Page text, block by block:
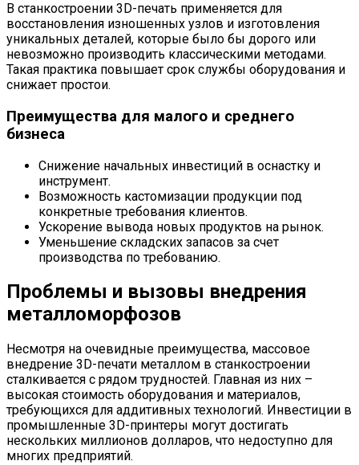
В станкостроении 3D-печать применяется для
восстановления изношенных узлов и изготовления
уникальных деталей, которые было бы дорого или
невозможно производить классическими методами.
Такая практика повышает срок службы оборудования и
снижает простои.
Преимущества для малого и среднего
бизнеса
Снижение начальных инвестиций в оснастку и
инструмент.
Возможность кастомизации продукции под
конкретные требования клиентов.
Ускорение вывода новых продуктов на рынок.
Уменьшение складских запасов за счет
производства по требованию.
Проблемы и вызовы внедрения
металломорфозов
Несмотря на очевидные преимущества, массовое
внедрение 3D-печати металлом в станкостроении
сталкивается с рядом трудностей. Главная из них –
высокая стоимость оборудования и материалов,
требующихся для аддитивных технологий. Инвестиции в
промышленные 3D-принтеры могут достигать
нескольких миллионов долларов, что недоступно для
многих предприятий.